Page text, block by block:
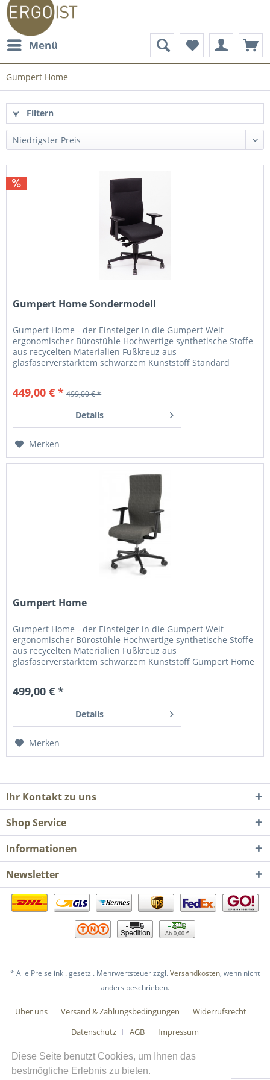
Diese Seite benutzt Cookies, um Ihnen das
bestmögliche Erlebnis zu bieten.
Menü
Gumpert Home
Filtern
Gumpert Home Sondermodell
Gumpert Home - der Einsteiger in die Gumpert Welt
ergonomischer Bürostühle Hochwertige synthetische Stoffe
aus recycelten Materialien Fußkreuz aus
glasfaserverstärktem schwarzem Kunststoff Standard
Gefällig im Design, ohne auf Ergonomie zu verzichten.
Durch seine...
449,00 € * 499,00 € *
Details
Merken
Gumpert Home
Gumpert Home - der Einsteiger in die Gumpert Welt
ergonomischer Bürostühle Hochwertige synthetische Stoffe
aus recycelten Materialien Fußkreuz aus
glasfaserverstärktem schwarzem Kunststoff Gumpert Home
individuellen Einstellungsmöglichkeiten bietet dieser Stuhl
ein...
499,00 € *
Details
Merken
Ihr Kontakt zu uns
Shop Service
Informationen
Newsletter
Ab 0,00 €
* Alle Preise inkl. gesetzl. Mehrwertsteuer zzgl.Versandkosten, wenn nicht
anders beschrieben.
Über uns Versand & Zahlungsbedingungen
Widerrufsrecht
Datenschutz
AGB Impressum